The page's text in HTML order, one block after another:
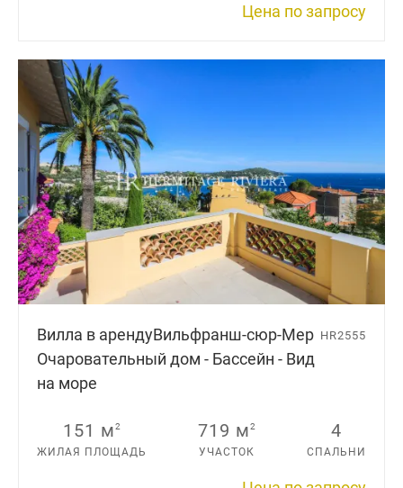
Цена по запросу
Вилла в арендуВильфранш-сюр-Мер
Очаровательный дом - Бассейн - Вид
на море
HR2555
151 м2
ЖИЛАЯ ПЛОЩАДЬ
719 м2
УЧАСТОК
4
СПАЛЬНИ